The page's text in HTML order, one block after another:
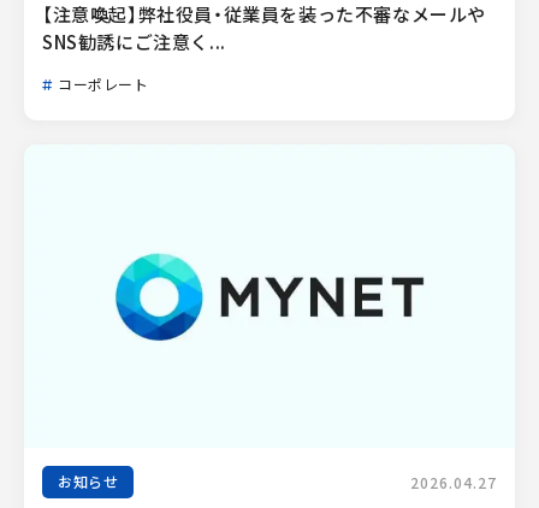
【注意喚起】弊社役員・従業員を装った不審なメールや
SNS勧誘にご注意く...
コーポレート
お知らせ 2026.04.27